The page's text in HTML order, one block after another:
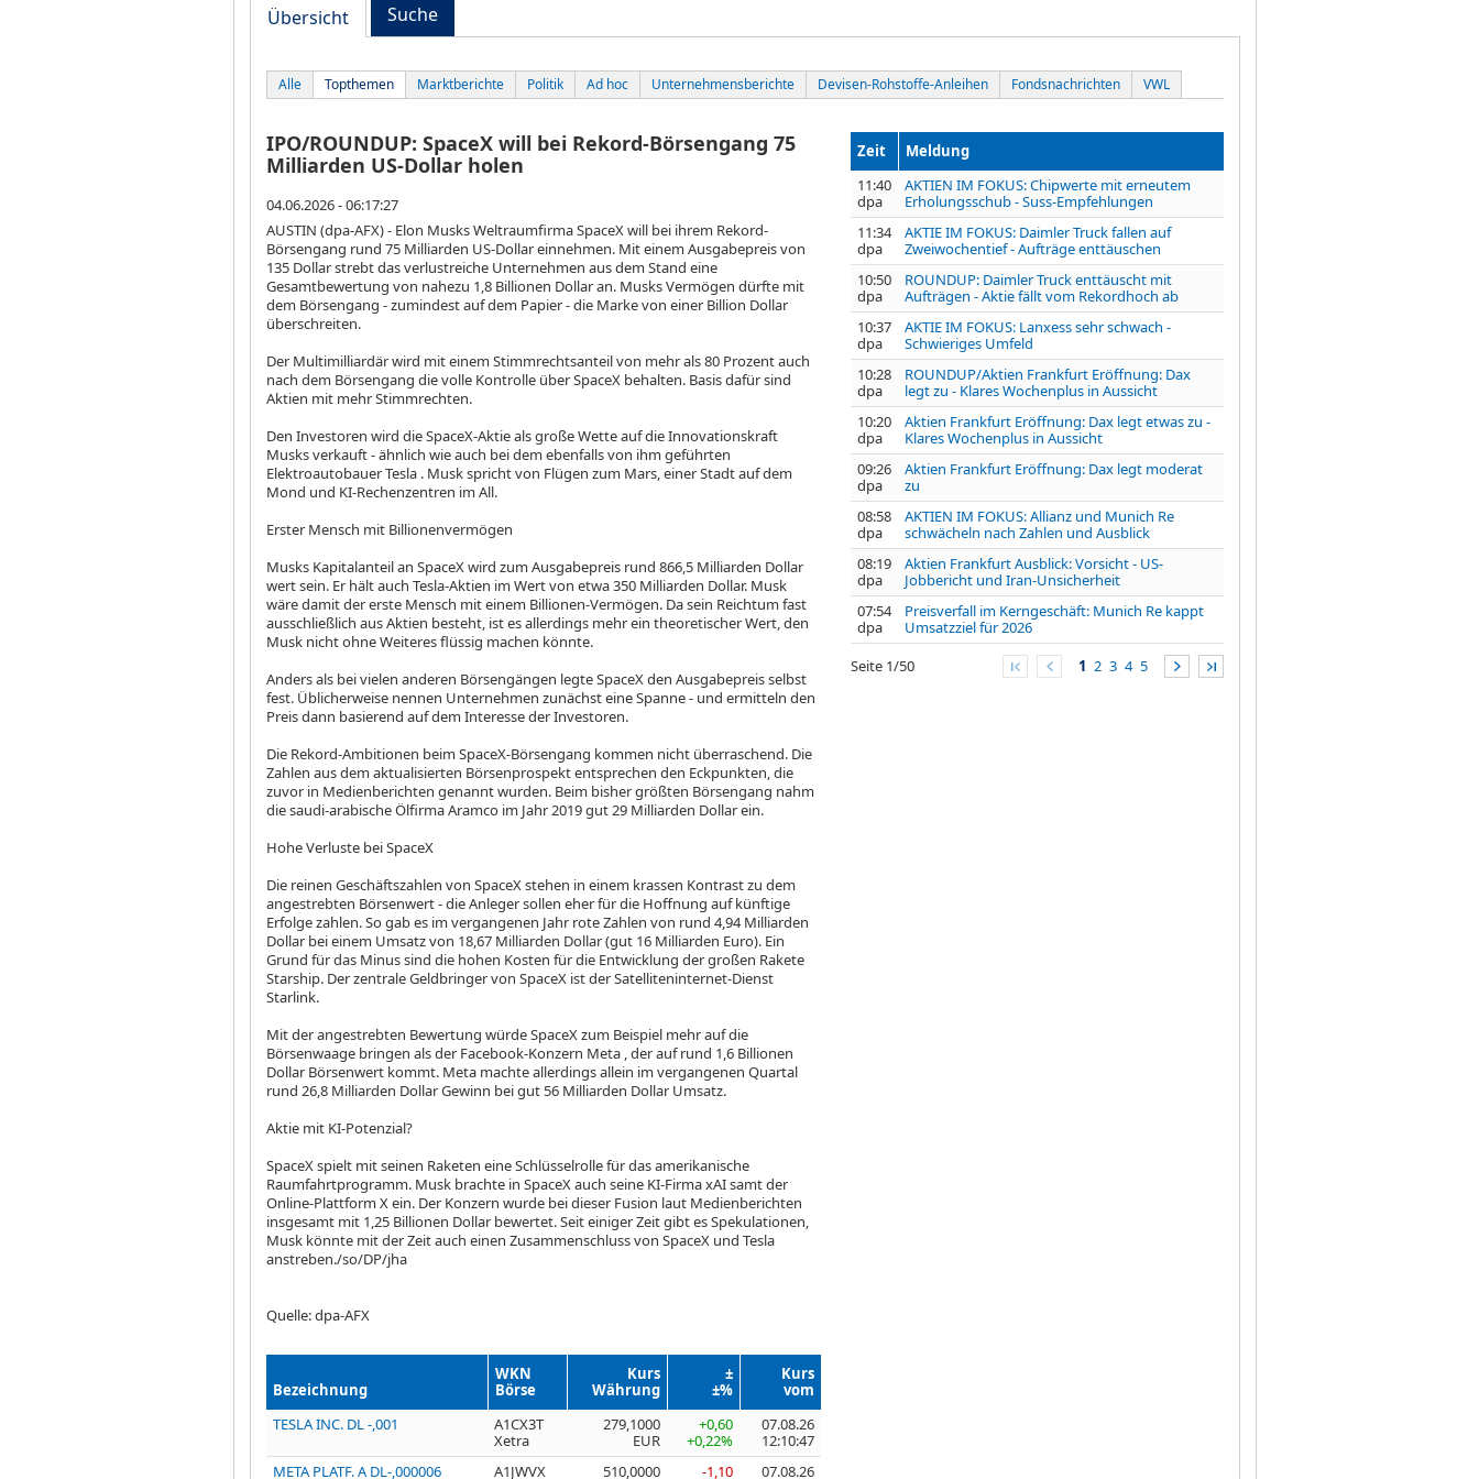
Übersicht Suche
Alle Topthemen Marktberichte Politik Ad hoc Unternehmensberichte Devisen-Rohstoffe-Anleihen Fondsnachrichten VWL
IPO/ROUNDUP: SpaceX will bei Rekord-Börsengang 75
Milliarden US-Dollar holen
04.06.2026 - 06:17:27
AUSTIN (dpa-AFX) - Elon Musks Weltraumfirma SpaceX will bei ihrem Rekord-
Börsengang rund 75 Milliarden US-Dollar einnehmen. Mit einem Ausgabepreis von
135 Dollar strebt das verlustreiche Unternehmen aus dem Stand eine
Gesamtbewertung von nahezu 1,8 Billionen Dollar an. Musks Vermögen dürfte mit
dem Börsengang - zumindest auf dem Papier - die Marke von einer Billion Dollar
überschreiten.
Der Multimilliardär wird mit einem Stimmrechtsanteil von mehr als 80 Prozent auch
nach dem Börsengang die volle Kontrolle über SpaceX behalten. Basis dafür sind
Aktien mit mehr Stimmrechten.
Den Investoren wird die SpaceX-Aktie als große Wette auf die Innovationskraft
Musks verkauft - ähnlich wie auch bei dem ebenfalls von ihm geführten
Elektroautobauer Tesla . Musk spricht von Flügen zum Mars, einer Stadt auf dem
Mond und KI-Rechenzentren im All.
Erster Mensch mit Billionenvermögen
Musks Kapitalanteil an SpaceX wird zum Ausgabepreis rund 866,5 Milliarden Dollar
wert sein. Er hält auch Tesla-Aktien im Wert von etwa 350 Milliarden Dollar. Musk
wäre damit der erste Mensch mit einem Billionen-Vermögen. Da sein Reichtum fast
ausschließlich aus Aktien besteht, ist es allerdings mehr ein theoretischer Wert, den
Musk nicht ohne Weiteres flüssig machen könnte.
Anders als bei vielen anderen Börsengängen legte SpaceX den Ausgabepreis selbst
fest. Üblicherweise nennen Unternehmen zunächst eine Spanne - und ermitteln den
Preis dann basierend auf dem Interesse der Investoren.
Die Rekord-Ambitionen beim SpaceX-Börsengang kommen nicht überraschend. Die
Zahlen aus dem aktualisierten Börsenprospekt entsprechen den Eckpunkten, die
zuvor in Medienberichten genannt wurden. Beim bisher größten Börsengang nahm
die saudi-arabische Ölfirma Aramco im Jahr 2019 gut 29 Milliarden Dollar ein.
Hohe Verluste bei SpaceX
Die reinen Geschäftszahlen von SpaceX stehen in einem krassen Kontrast zu dem
angestrebten Börsenwert - die Anleger sollen eher für die Hoffnung auf künftige
Erfolge zahlen. So gab es im vergangenen Jahr rote Zahlen von rund 4,94 Milliarden
Dollar bei einem Umsatz von 18,67 Milliarden Dollar (gut 16 Milliarden Euro). Ein
Grund für das Minus sind die hohen Kosten für die Entwicklung der großen Rakete
Starship. Der zentrale Geldbringer von SpaceX ist der Satelliteninternet-Dienst
Starlink.
Mit der angestrebten Bewertung würde SpaceX zum Beispiel mehr auf die
Börsenwaage bringen als der Facebook-Konzern Meta , der auf rund 1,6 Billionen
Dollar Börsenwert kommt. Meta machte allerdings allein im vergangenen Quartal
rund 26,8 Milliarden Dollar Gewinn bei gut 56 Milliarden Dollar Umsatz.
Aktie mit KI-Potenzial?
SpaceX spielt mit seinen Raketen eine Schlüsselrolle für das amerikanische
Raumfahrtprogramm. Musk brachte in SpaceX auch seine KI-Firma xAI samt der
Online-Plattform X ein. Der Konzern wurde bei dieser Fusion laut Medienberichten
insgesamt mit 1,25 Billionen Dollar bewertet. Seit einiger Zeit gibt es Spekulationen,
Musk könnte mit der Zeit auch einen Zusammenschluss von SpaceX und Tesla
anstreben./so/DP/jha
Quelle: dpa-AFX
Bezeichnung
WKN
Börse
Kurs
Währung
±
±%
Kurs
vom
TESLA INC. DL -,001
A1CX3T
Xetra
279,1000
EUR
+0,60
+0,22%
07.08.26
12:10:47
META PLATF. A DL-,000006
A1JWVX
510,0000
-1,10
07.08.26
Zeit
Meldung
11:40
dpa
AKTIEN IM FOKUS: Chipwerte mit erneutem
Erholungsschub - Suss-Empfehlungen
11:34
dpa
AKTIE IM FOKUS: Daimler Truck fallen auf
Zweiwochentief - Aufträge enttäuschen
10:50
dpa
ROUNDUP: Daimler Truck enttäuscht mit
Aufträgen - Aktie fällt vom Rekordhoch ab
10:37
dpa
AKTIE IM FOKUS: Lanxess sehr schwach -
Schwieriges Umfeld
10:28
dpa
ROUNDUP/Aktien Frankfurt Eröffnung: Dax
legt zu - Klares Wochenplus in Aussicht
10:20
dpa
Aktien Frankfurt Eröffnung: Dax legt etwas zu -
Klares Wochenplus in Aussicht
09:26
dpa
Aktien Frankfurt Eröffnung: Dax legt moderat
zu
08:58
dpa
AKTIEN IM FOKUS: Allianz und Munich Re
schwächeln nach Zahlen und Ausblick
08:19
dpa
Aktien Frankfurt Ausblick: Vorsicht - US-
Jobbericht und Iran-Unsicherheit
07:54
dpa
Preisverfall im Kerngeschäft: Munich Re kappt
Umsatzziel für 2026
Seite 1/50 1 2 3 4 5